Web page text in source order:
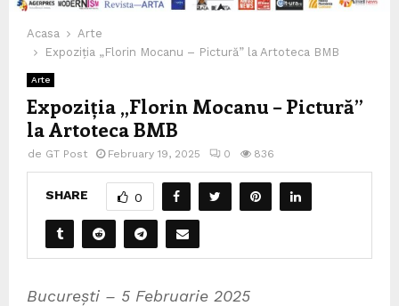
Acasa
Arte
Expoziția „Florin Mocanu – Pictură” la Artoteca BMB
Arte
Expoziția „Florin Mocanu – Pictură”
la Artoteca BMB
de GT Post February 19, 2025 0 836
SHARE 0
București – 5 Februarie 2025